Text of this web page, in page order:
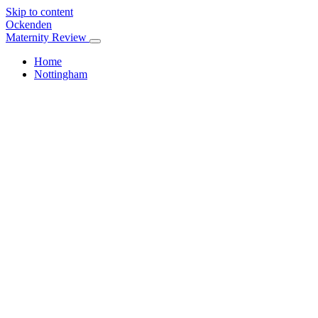
Skip to content
Ockenden
Maternity Review
Home
Nottingham